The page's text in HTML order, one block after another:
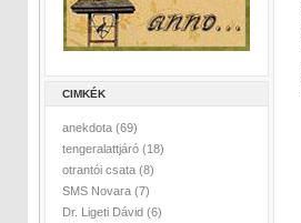
CIMKÉK
anekdota (69)
tengeralattjáró (18)
otrantói csata (8)
SMS Novara (7)
Dr. Ligeti Dávid (6)